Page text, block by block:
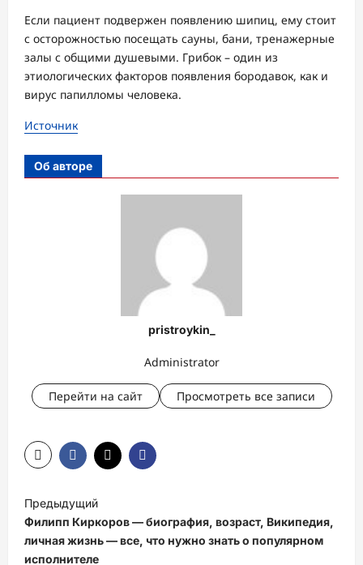
Если пациент подвержен появлению шипиц, ему стоит
с осторожностью посещать сауны, бани, тренажерные
залы с общими душевыми. Грибок – один из
этиологических факторов появления бородавок, как и
вирус папилломы человека.
Источник
Об авторе
pristroykin_
Administrator
Перейти на сайт Просмотреть все записи
Н
а
в
Предыдущий
Филипп Киркоров — биография, возраст, Википедия,
личная жизнь — все, что нужно знать о популярном
исполнителе